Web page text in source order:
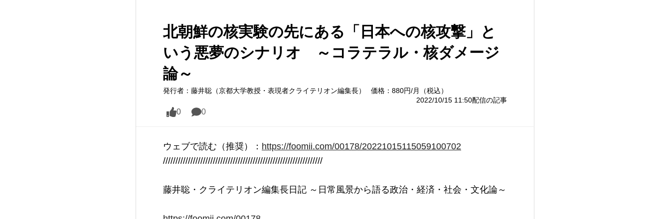
北朝鮮の核実験の先にある「日本への核攻撃」と
いう悪夢のシナリオ ～コラテラル・核ダメージ
論～
発行者：藤井聡（京都大学教授・表現者クライテリオン編集長）
価格：880円/月（税込）
2022/10/15 11:50配信の記事
0 0
ウェブで読む（推奨）： https://foomii.com/00178/20221015115059100702
////////////////////////////////////////////////////////////////
藤井聡・クライテリオン編集長日記 ～日常風景から語る政治・経済・社会・文化論～